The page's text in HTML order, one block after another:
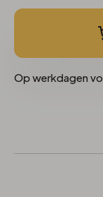
Op werkdagen